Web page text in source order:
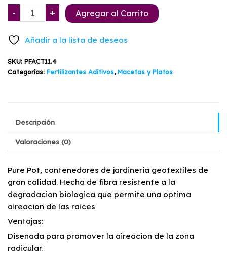
precio
$2.800.
precio
$2.550.
-
Maceta
Textil
Pure
Factory
cantidad
+ Agregar al Carrito
Añadir a la lista de deseos
SKU: PFACT11.4
Categorías: Fertilizantes Aditivos,Macetas y Platos
Descripción
Valoraciones (0)
Pure Pot, contenedores de jardineria geotextiles de
gran calidad. Hecha de fibra resistente a la
degradacion biologica que permite una optima
aireacion de las raices
Ventajas:
Disenada para promover la aireacion de la zona
radicular.